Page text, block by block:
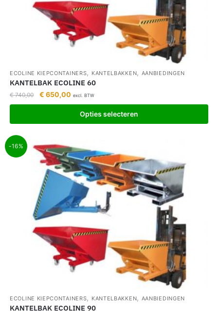
ECOLINE KIEPCONTAINERS, KANTELBAKKEN, AANBIEDINGEN
KANTELBAK ECOLINE 60
€740,00 € 650,00 excl. BTW
Opties selecteren
-16%
ECOLINE KIEPCONTAINERS, KANTELBAKKEN, AANBIEDINGEN
KANTELBAK ECOLINE 90